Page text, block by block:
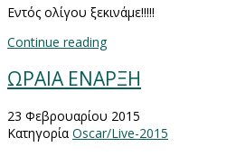
Εντός ολίγου ξεκινάμε!!!!!
Continue reading
ΩΡΑΙΑ ΕΝΑΡΞΗ
23 Φεβρουαρίου 2015
Κατηγορία Oscar/Live-2015